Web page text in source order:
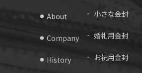
About
Company
History
小さな金封
婚礼用金封
お祝用金封